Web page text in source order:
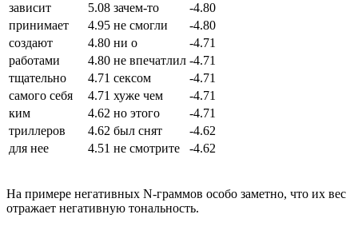
зависит
5.08 зачем-то
-4.80
принимает
4.95 не смогли
-4.80
создают
4.80 ни о
-4.71
работами
4.80 не впечатлил -4.71
тщательно
4.71 сексом
-4.71
самого себя
4.71 хуже чем
-4.71
ким
4.62 но этого
-4.71
триллеров
4.62 был снят
-4.62
для нее
4.51 не смотрите -4.62
На примере негативных N-граммов особо заметно, что их вес
отражает негативную тональность.